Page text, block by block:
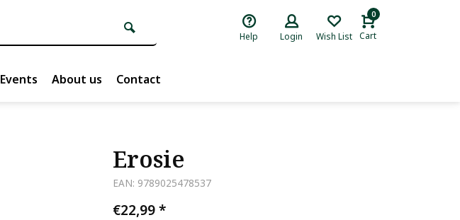
Help Login Wish List
0
Cart
Events About us Contact
Erosie
EAN: 9789025478537
€22,99*